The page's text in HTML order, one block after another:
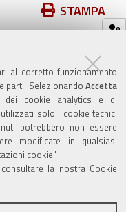
al corretto funzionamento
parti. Selezionando Accetta
dei cookie analytics e di
solo i cookie tecnici
potrebbero non essere
modificate in qualsiasi
cookie".
la nostra Cookie
STAMPA
sito